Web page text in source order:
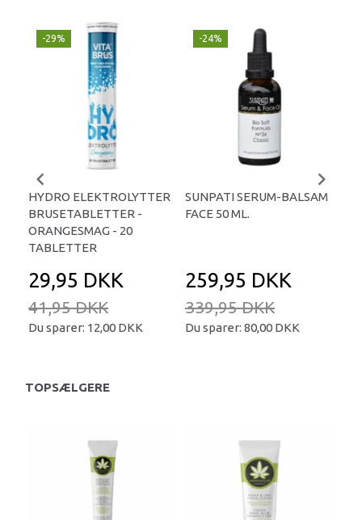
-29%
HYDRO ELEKTROLYTTER
BRUSETABLETTER -
ORANGESMAG - 20
TABLETTER
29,95 DKK
41,95 DKK
Du sparer: 12,00 DKK
-24%
SUNPATI SERUM-BALSAM
FACE 50 ML.
259,95 DKK
339,95 DKK
Du sparer: 80,00 DKK
TOPSÆLGERE